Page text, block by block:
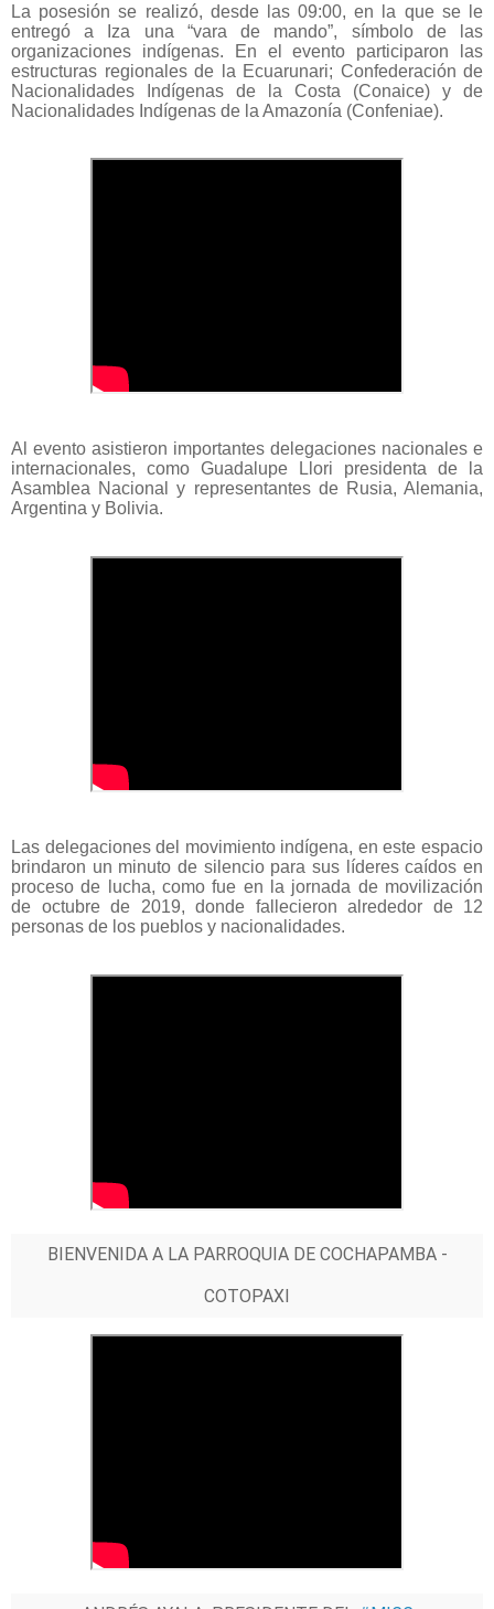
La posesión se realizó, desde las 09:00, en la que se le
entregó a Iza una “vara de mando”, símbolo de las
organizaciones indígenas. En el evento participaron las
estructuras regionales de la Ecuarunari; Confederación de
Nacionalidades Indígenas de la Costa (Conaice) y de
Nacionalidades Indígenas de la Amazonía (Confeniae).
Al evento asistieron importantes delegaciones nacionales e
internacionales, como Guadalupe Llori presidenta de la
Asamblea Nacional y representantes de Rusia, Alemania,
Argentina y Bolivia.
Las delegaciones del movimiento indígena, en este espacio
brindaron un minuto de silencio para sus líderes caídos en
proceso de lucha, como fue en la jornada de movilización
de octubre de 2019, donde fallecieron alrededor de 12
personas de los pueblos y nacionalidades.
BIENVENIDA A LA PARROQUIA DE COCHAPAMBA -
COTOPAXI